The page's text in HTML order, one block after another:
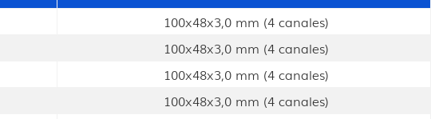
100x48x3,0 mm (4 canales)
100x48x3,0 mm (4 canales)
100x48x3,0 mm (4 canales)
100x48x3,0 mm (4 canales)